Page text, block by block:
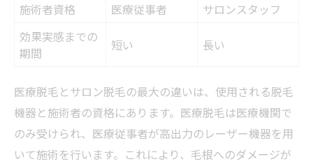
施術者資格
医療従事者
サロンスタッフ
効果実感までの
期間
短い 長い
医療脱毛とサロン脱毛の最大の違いは、使用される脱毛
機器と施術者の資格にあります。医療脱毛は医療機関で
のみ受けられ、医療従事者が高出力のレーザー機器を用
いて施術を行います。これにより、毛根へのダメージが